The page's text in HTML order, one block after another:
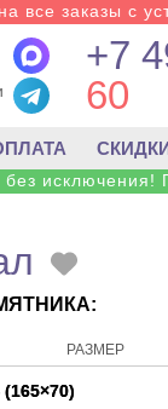
все заказы с
+7
60
исключения!
РАЗМЕР